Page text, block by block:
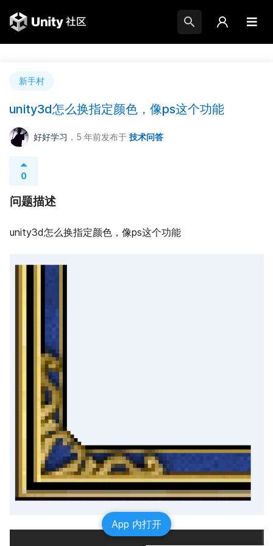
新手村
unity3d怎么换指定颜色，像ps这个功能
好好学习 ，5 年前发布于 技术问答
0
问题描述
unity3d怎么换指定颜色，像ps这个功能
App 内打开